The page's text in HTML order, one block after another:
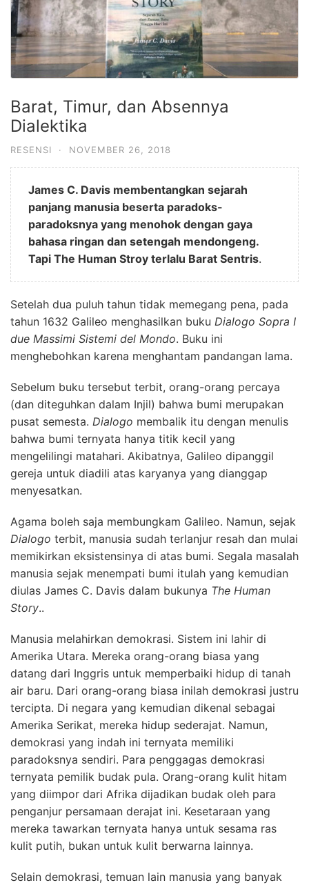
Barat, Timur, dan Absennya
Dialektika
RESENSI · NOVEMBER 26, 2018
James C. Davis membentangkan sejarah
panjang manusia beserta paradoks-
paradoksnya yang menohok dengan gaya
bahasa ringan dan setengah mendongeng.
Tapi The Human Stroy terlalu Barat Sentris.
Setelah dua puluh tahun tidak memegang pena, pada
tahun 1632 Galileo menghasilkan buku Dialogo Sopra I
due Massimi Sistemi del Mondo. Buku ini
menghebohkan karena menghantam pandangan lama.
Sebelum buku tersebut terbit, orang-orang percaya
(dan diteguhkan dalam Injil) bahwa bumi merupakan
pusat semesta. Dialogo membalik itu dengan menulis
bahwa bumi ternyata hanya titik kecil yang
mengelilingi matahari. Akibatnya, Galileo dipanggil
gereja untuk diadili atas karyanya yang dianggap
menyesatkan.
Agama boleh saja membungkam Galileo. Namun, sejak
Dialogo terbit, manusia sudah terlanjur resah dan mulai
memikirkan eksistensinya di atas bumi. Segala masalah
manusia sejak menempati bumi itulah yang kemudian
diulas James C. Davis dalam bukunya The Human
Story..
Manusia melahirkan demokrasi. Sistem ini lahir di
Amerika Utara. Mereka orang-orang biasa yang
datang dari Inggris untuk memperbaiki hidup di tanah
air baru. Dari orang-orang biasa inilah demokrasi justru
tercipta. Di negara yang kemudian dikenal sebagai
Amerika Serikat, mereka hidup sederajat. Namun,
demokrasi yang indah ini ternyata memiliki
paradoksnya sendiri. Para penggagas demokrasi
ternyata pemilik budak pula. Orang-orang kulit hitam
yang diimpor dari Afrika dijadikan budak oleh para
penganjur persamaan derajat ini. Kesetaraan yang
mereka tawarkan ternyata hanya untuk sesama ras
kulit putih, bukan untuk kulit berwarna lainnya.
Selain demokrasi, temuan lain manusia yang banyak